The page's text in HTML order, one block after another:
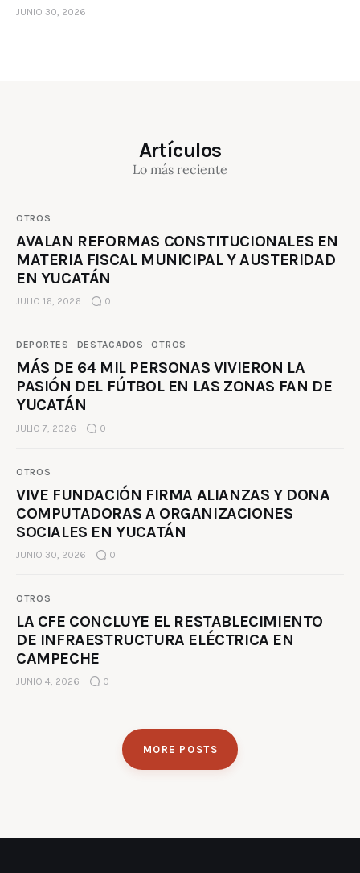
JUNIO 30, 2026
Artículos
Lo más reciente
OTROS
AVALAN REFORMAS CONSTITUCIONALES EN
MATERIA FISCAL MUNICIPAL Y AUSTERIDAD
EN YUCATÁN
JULIO 16, 2026 0
DEPORTES DESTACADOS OTROS
MÁS DE 64 MIL PERSONAS VIVIERON LA
PASIÓN DEL FÚTBOL EN LAS ZONAS FAN DE
YUCATÁN
JULIO 7, 2026 0
OTROS
VIVE FUNDACIÓN FIRMA ALIANZAS Y DONA
COMPUTADORAS A ORGANIZACIONES
SOCIALES EN YUCATÁN
JUNIO 30, 2026 0
OTROS
LA CFE CONCLUYE EL RESTABLECIMIENTO
DE INFRAESTRUCTURA ELÉCTRICA EN
CAMPECHE
JUNIO 4, 2026 0
MORE POSTS